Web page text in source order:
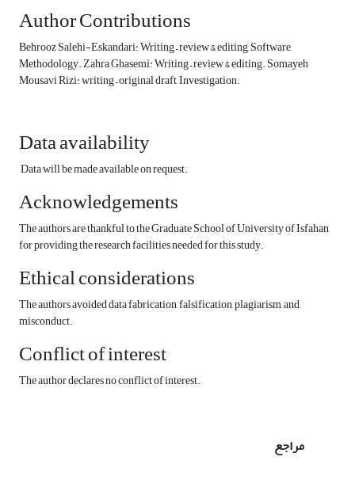
Author Contributions
Behrooz Salehi-Eskandari: Writing – review & editing, Software,
Methodology. Zahra Ghasemi: Writing – review & editing. Somayeh
Mousavi Rizi: writing – original draft, Investigation.
Data availability
Data will be made available on request.
Acknowledgements
The authors are thankful to the Graduate School of University of Isfahan
for providing the research facilities needed for this study.
Ethical considerations
The authors avoided data fabrication, falsification, plagiarism, and
misconduct.
Conflict of interest
The author declares no conflict of interest.
مراجع